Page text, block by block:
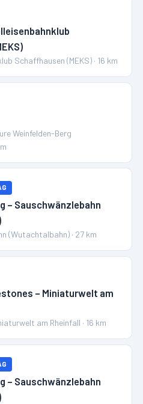
Schaffhausen (MEKS) · 16 km
Weinfelden-Berg
– Sauschwänzlebahn
(Wutachtalbahn) · 27 km
– Miniaturwelt am
am Rheinfall · 16 km
– Sauschwänzlebahn